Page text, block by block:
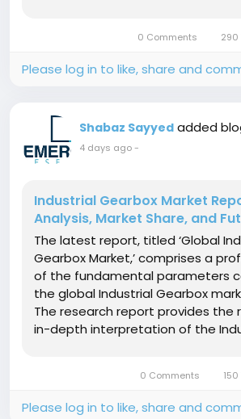
qualitative and quantitative
0 Comments 290
Please log in to like, share and
Shabaz Sayyed added
4 days ago-
Industrial Gearbox Market
Analysis, Market Share, and
The latest report, titled ‘Global
Gearbox Market,’ comprises a
of the fundamental parameters
the global Industrial Gearbox
The research report provides the
in-depth interpretation of the
0 Comments
Please log in to like, share and